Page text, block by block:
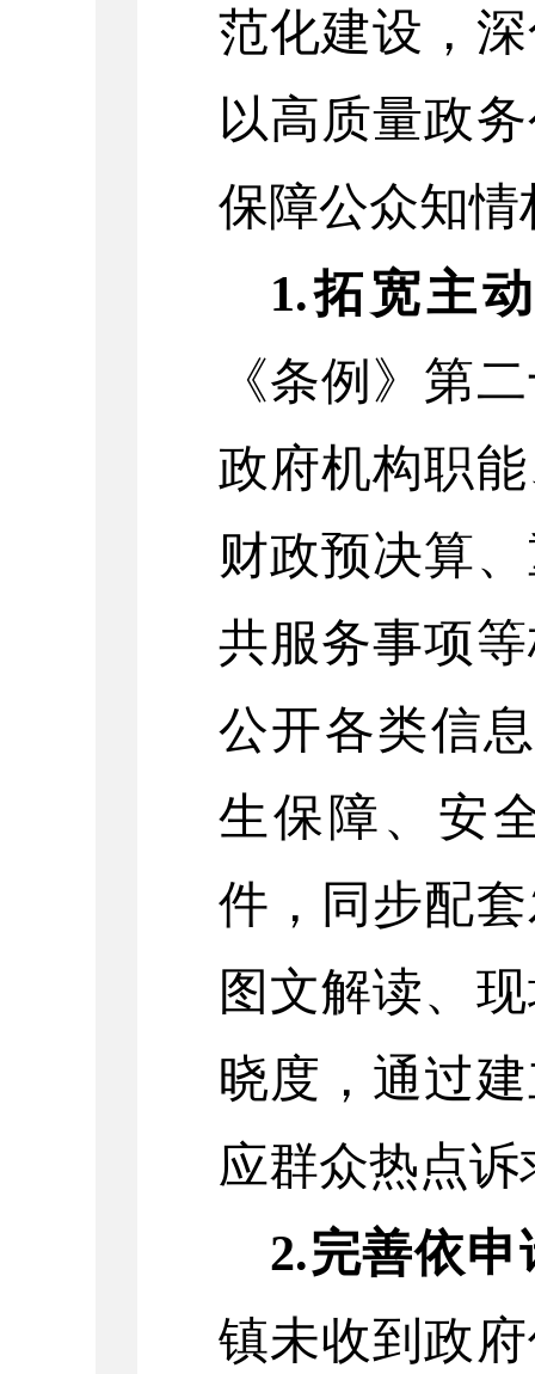
范化建设，
以高质量政
保障公众知
1.拓宽主
《条例》第
政府机构职
财政预决算
共服务事项
公开各类信
生保障、安
件，同步配
图文解读、
晓度，通过
应群众热点
2.完善依
镇未收到政